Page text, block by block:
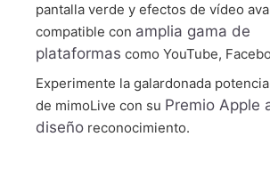
pantalla verde y efectos de vídeo
compatible con amplia gama de
plataformas como YouTube,
Experimente la galardonada
de mimoLive con su Premio Apple
diseño reconocimiento.